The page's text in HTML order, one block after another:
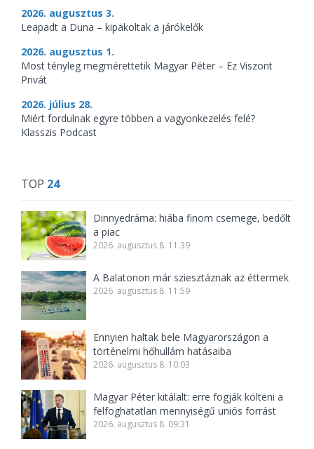
2026. augusztus 3.
Leapadt a Duna – kipakoltak a járókelők
2026. augusztus 1.
Most tényleg megmérettetik Magyar Péter – Ez Viszont
Privát
2026. július 28.
Miért fordulnak egyre többen a vagyonkezelés felé?
Klasszis Podcast
TOP 24
Dinnyedráma: hiába finom csemege, bedőlt
a piac
2026. augusztus 8. 11:39
A Balatonon már sziesztáznak az éttermek
2026. augusztus 8. 11:59
Ennyien haltak bele Magyarországon a
történelmi hőhullám hatásaiba
2026. augusztus 8. 10:03
Magyar Péter kitálalt: erre fogják költeni a
felfoghatatlan mennyiségű uniós forrást
2026. augusztus 8. 09:31